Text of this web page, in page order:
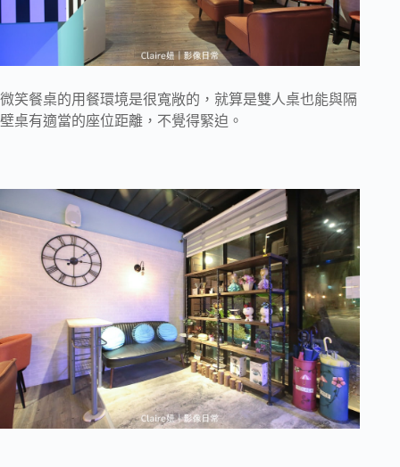
微笑餐桌的用餐環境是很寬敞的，就算是雙人桌也能與隔
壁桌有適當的座位距離，不覺得緊迫。